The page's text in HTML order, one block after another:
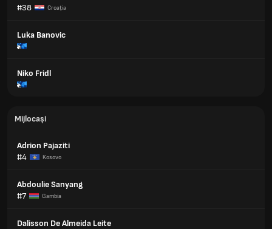
#38
Croaţia
Luka Banovic
Niko Fridl
Mijlocași
Adrion Pajaziti
#4
Kosovo
Abdoulie Sanyang
#7
Gambia
Dalisson De Almeida Leite